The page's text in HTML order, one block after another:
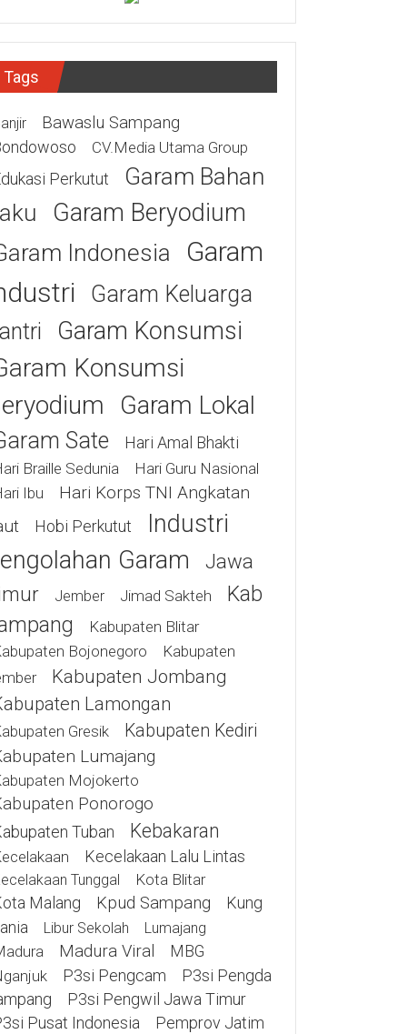
Tags
Bawaslu Sampang
CV.Media Utama Group
Perkutut
Garam Bahan
Garam Beryodium
Indonesia
Garam
Garam Keluarga
Garam Konsumsi
Konsumsi
Garam Lokal
Sate Hari Amal Bhakti
Braille Sedunia
Hari Guru Nasional
Ibu
Hari Korps TNI Angkatan
Hobi Perkutut
Industri
Garam
Jawa
Jember Jimad Sakteh
Kab
Kabupaten Blitar
Bojonegoro
Kabupaten
Kabupaten Jombang
Lamongan
Gresik
Kabupaten Kediri
Lumajang
Mojokerto
Ponorogo
Tuban Kebakaran
Kecelakaan Lalu Lintas
Tunggal Kota Blitar
Malang Kpud Sampang
Kung
Libur Sekolah Lumajang
Madura Viral MBG
P3si Pengcam
P3si Pengda
P3si Pengwil Jawa Timur
Pusat Indonesia
Pemprov Jatim